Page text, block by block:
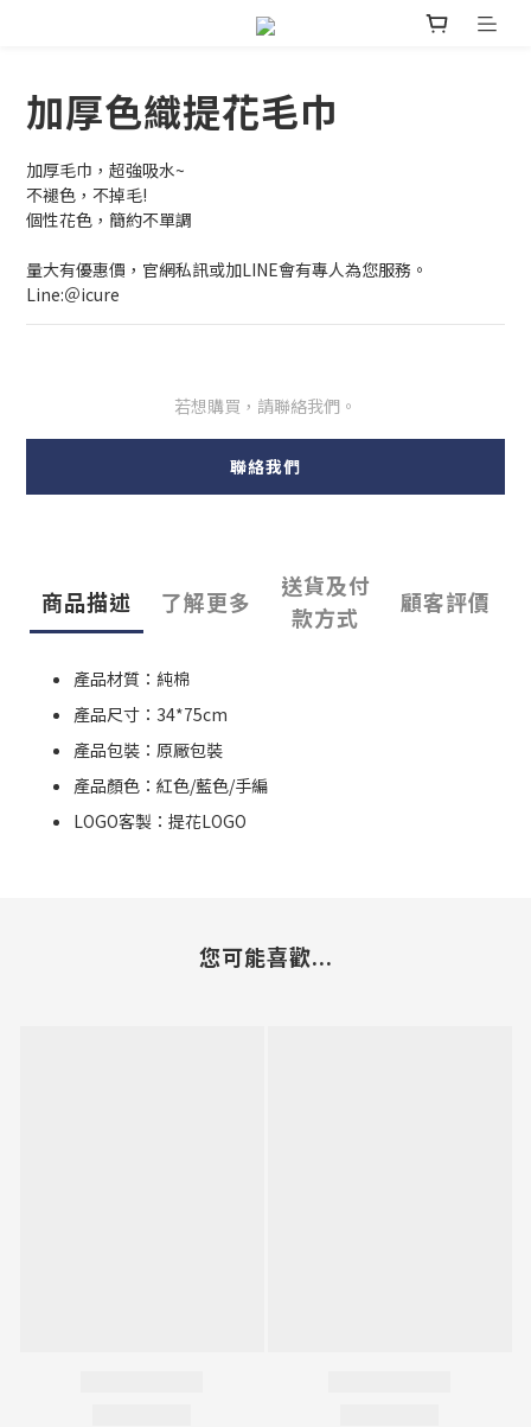
加厚色織提花毛巾
加厚毛巾，超強吸水~
不褪色，不掉毛!
個性花色，簡約不單調
量大有優惠價，官網私訊或加LINE會有專人為您服務。
Line:＠icure
若想購買，請聯絡我們。
聯絡我們
商品描述 了解更多
送貨及付
款方式
顧客評價
產品材質：純棉
產品尺寸：34*75cm
產品包裝：原厰包裝
產品顏色：紅色/藍色/手編
LOGO客製：提花LOGO
您可能喜歡...